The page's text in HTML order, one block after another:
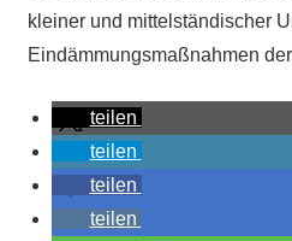
kleiner und mittelständischer
Eindämmungsmaßnahmen
teilen
teilen
teilen
teilen